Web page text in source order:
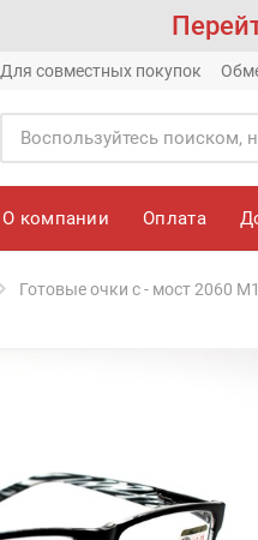
Для совместных покупок
О компании Оплата
Готовые очки с - мост 2060